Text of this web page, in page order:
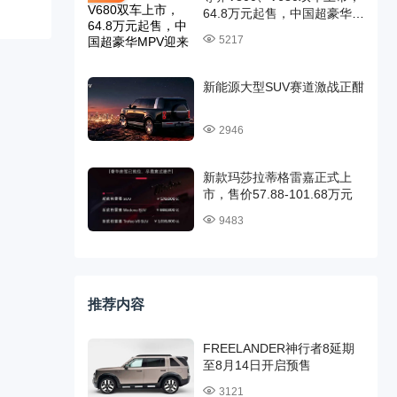
64.8万元起售，中国超豪华
5217
新能源大型SUV赛道激战正酣
2946
新款玛莎拉蒂格雷嘉正式上
市，售价57.88-101.68万元
9483
推荐内容
FREELANDER神行者8延期
至8月14日开启预售
3121